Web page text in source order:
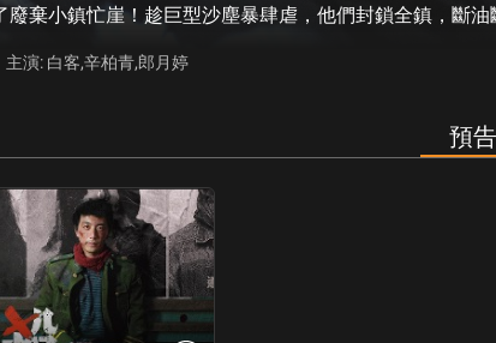
廢棄小鎮忙崖！趁巨型沙塵暴肆虐，他們封鎖全鎮，斷
主演: 白客,辛柏青,郎月婷
預